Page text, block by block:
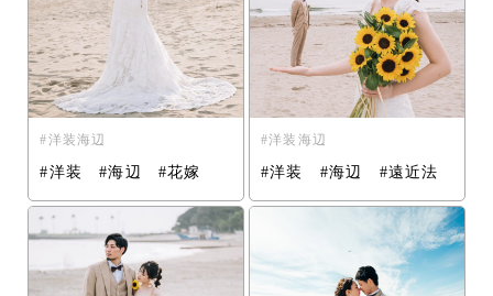
洋装海辺
#洋装 #海辺 #花嫁
洋装海辺
#洋装 #海辺 #遠近法